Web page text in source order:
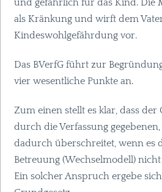
und gefährlich für das Kind. Die
als Kränkung und wirft dem
Kindeswohlgefährdung vor.
Das BVerfG führt zur
vier wesentliche Punkte an.
Zum einen stellt es klar, dass der
durch die Verfassung
dadurch überschreitet, wenn es
Betreuung (Wechselmodell) nicht
Ein solcher Anspruch ergebe